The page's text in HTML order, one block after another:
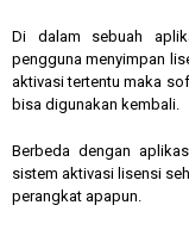
Di dalam sebuah
pengguna menyimpan
aktivasi tertentu maka
bisa digunakan kembali.
Berbeda dengan
sistem aktivasi lisensi
perangkat apapun.